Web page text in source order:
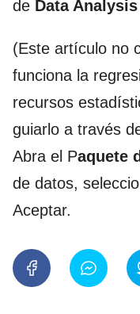
de Data
(Este artículo no
funciona la
recursos
guiarlo a través
Abra el Paquete
de datos,
Aceptar.